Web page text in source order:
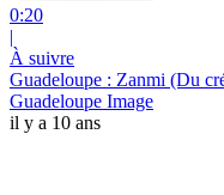
0:20
|
À suivre
Guadeloupe : Zanmi (Du
Guadeloupe Image
il y a 10 ans